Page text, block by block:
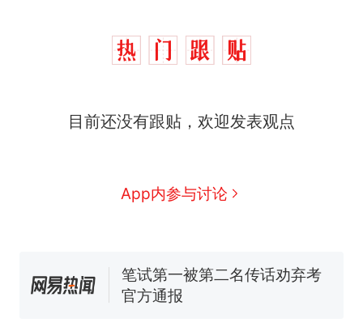
目前还没有跟贴，欢迎发表观点
App内参与讨论
哥士兵搬起大石块投向移民引
协会回应
男子上山采菌偶然发现鸡枞菌
窝，原地守1天等它长大：挖了
（新京报）
笔试第一被第二名传话劝弃考
官方通报